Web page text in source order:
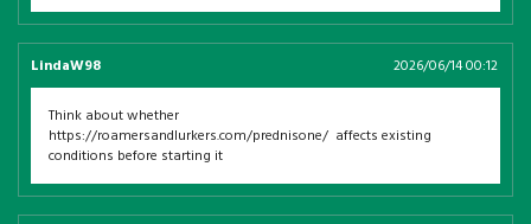
LindaW98 2026/06/14 00:12
Think about whether
https://roamersandlurkers.com/prednisone/ affects existing
conditions before starting it